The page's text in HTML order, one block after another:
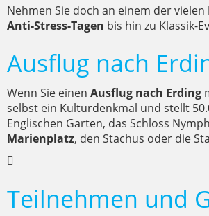
Nehmen Sie doch an einem der vielen
Anti-Stress-Tagen bis hin zu Klassik-
Ausflug nach
Wenn Sie einen Ausflug nach Erding
selbst ein Kulturdenkmal und stellt
Englischen Garten, das Schloss
Marienplatz, den Stachus oder die
Teilnehmen und